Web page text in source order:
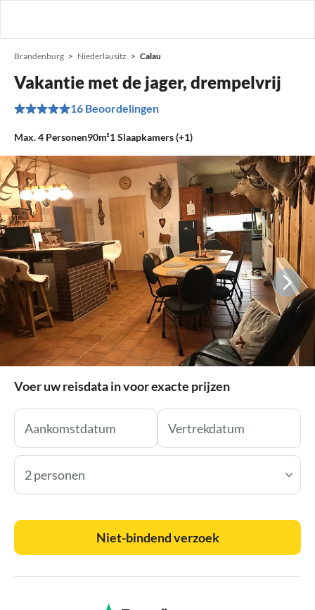
Brandenburg Niederlausitz Calau
Vakantie met de jager, drempelvrij
16 Beoordelingen
Max.4 Personen90m²1Slaapkamers (+1)
Voer uw reisdata in voor exacte prijzen
2 personen
Niet-bindend verzoek